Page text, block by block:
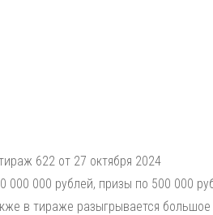
622 от 27 октября 2024
000 000 рублей, призы по 500 000
в тираже разыгрывается